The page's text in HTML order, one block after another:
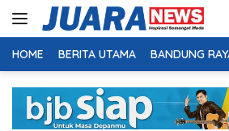
HOME BERITA UTAMA BANDUNG